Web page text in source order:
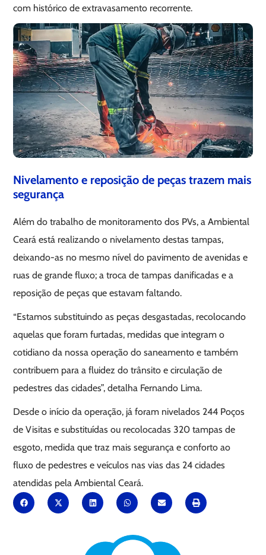
com histórico de extravasamento recorrente.
Nivelamento e reposição de peças trazem mais
segurança
Além do trabalho de monitoramento dos PVs, a Ambiental
Ceará está realizando o nivelamento destas tampas,
deixando-as no mesmo nível do pavimento de avenidas e
ruas de grande fluxo; a troca de tampas danificadas e a
reposição de peças que estavam faltando.
“Estamos substituindo as peças desgastadas, recolocando
aquelas que foram furtadas, medidas que integram o
cotidiano da nossa operação do saneamento e também
contribuem para a fluidez do trânsito e circulação de
pedestres das cidades”, detalha Fernando Lima.
Desde o início da operação, já foram nivelados 244 Poços
de Visitas e substituídas ou recolocadas 320 tampas de
esgoto, medida que traz mais segurança e conforto ao
fluxo de pedestres e veículos nas vias das 24 cidades
atendidas pela Ambiental Ceará.